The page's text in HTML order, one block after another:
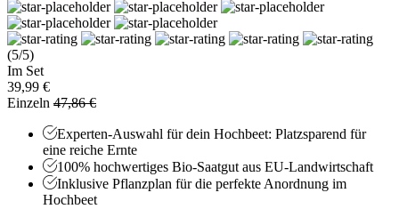
(5/5)
Im Set
39,99 €
Einzeln 47,86 €
Experten-Auswahl für dein Hochbeet: Platzsparend für
eine reiche Ernte
100% hochwertiges Bio-Saatgut aus EU-Landwirtschaft
Inklusive Pflanzplan für die perfekte Anordnung im
Hochbeet